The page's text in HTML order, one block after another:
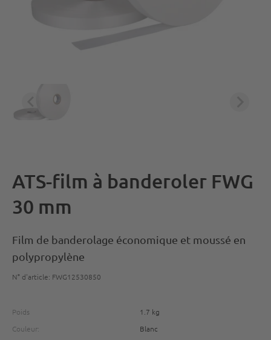
ATS-film à banderoler FWG
30 mm
Film de banderolage économique et moussé en
polypropylène
N° d'article: FWG12530850
Poids
1.7 kg
Couleur:
Blanc